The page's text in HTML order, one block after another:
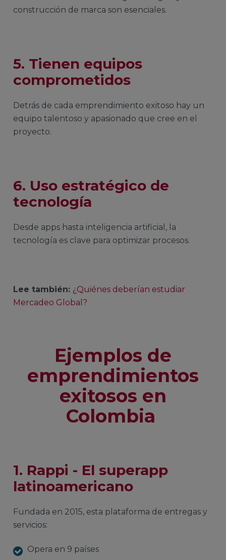
construcción de marca son esenciales.
5. Tienen equipos
comprometidos
Detrás de cada emprendimiento exitoso hay un
equipo talentoso y apasionado que cree en el
proyecto.
6. Uso estratégico de
tecnología
Desde apps hasta inteligencia artificial, la
tecnología es clave para optimizar procesos.
Lee también: ¿Quiénes deberían estudiar
Mercadeo Global?
Ejemplos de
emprendimientos
exitosos en
Colombia
1. Rappi - El superapp
latinoamericano
Fundada en 2015, esta plataforma de entregas y
servicios:
Opera en 9 países